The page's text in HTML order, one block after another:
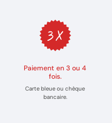
Paiement en 3 ou 4
fois.
Carte bleue ou chèque
bancaire.